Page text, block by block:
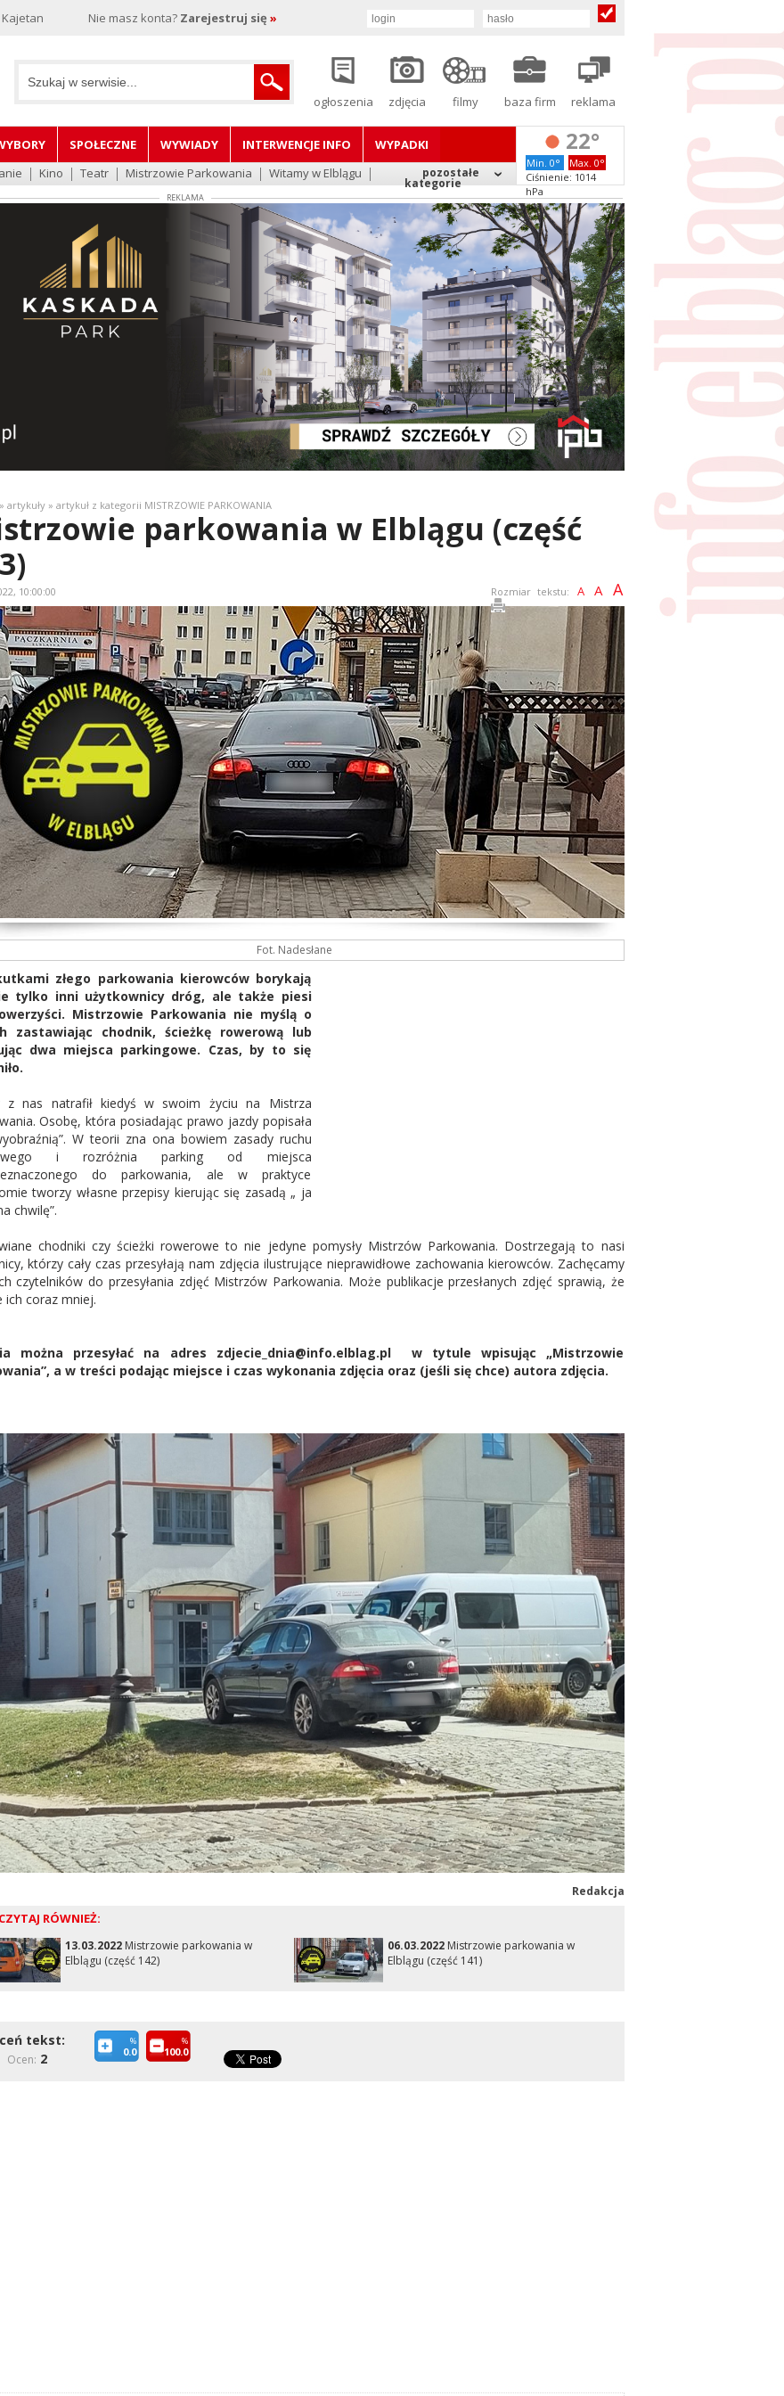
Nie masz konta? Zarejestruj się »
ogłoszenia zdjęcia filmy baza firm reklama
SPOŁECZNE WYWIADY INTERWENCJE INFO
WYPADKI
Kino Teatr Mistrzowie Parkowania Witamy w Elblągu pozostałe
kategorie
22°
Min. 0°
Max. 0°
Ciśnienie: 1014
hPa
REKLAMA
artykuły » artykuł z kategorii MISTRZOWIE PARKOWANIA
parkowania w Elblągu (część
10:00:00 Rozmiar tekstu: A A A
Fot. Nadesłane
złego parkowania kierowców borykają
tylko inni użytkownicy dróg, ale także piesi
Mistrzowie Parkowania nie myślą o
zastawiając chodnik, ścieżkę rowerową lub
dwa miejsca parkingowe. Czas, by to się
z nas natrafił kiedyś w swoim życiu na Mistrza
Osobę, która posiadając prawo jazdy popisała
W teorii zna ona bowiem zasady ruchu
i rozróżnia parking od miejsca
do parkowania, ale w praktyce
tworzy własne przepisy kierując się zasadą „ ja
chwilę”.
chodniki czy ścieżki rowerowe to nie jedyne pomysły Mistrzów Parkowania. Dostrzegają to nasi
którzy cały czas przesyłają nam zdjęcia ilustrujące nieprawidłowe zachowania kierowców. Zachęcamy
czytelników do przesyłania zdjęć Mistrzów Parkowania. Może publikacje przesłanych zdjęć sprawią, że
ich coraz mniej.
można przesyłać na adres zdjecie_dnia@info.elblag.pl w tytule wpisując „Mistrzowie
a w treści podając miejsce i czas wykonania zdjęcia oraz (jeśli się chce) autora zdjęcia.
Redakcja
RÓWNIEŻ:
13.03.2022Mistrzowie parkowania w
Elblągu (część 142)
06.03.2022Mistrzowie parkowania w
Elblągu (część 141)
tekst:
Ocen: 2
%
0.0
%
100.0